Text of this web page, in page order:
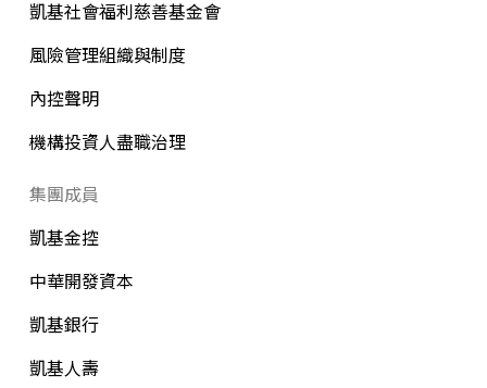
凱基社會福利慈善基金會
風險管理組織與制度
內控聲明
機構投資人盡職治理
集團成員
凱基金控
中華開發資本
凱基銀行
凱基人壽